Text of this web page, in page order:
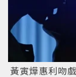
黃寅燁惠利吻